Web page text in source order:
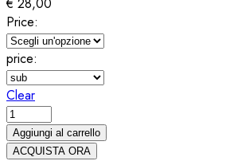
€ 28,00
Price:
price:
Clear
Hot
Wheels
City
Aggiungi al carrello
ACQUISTA ORA